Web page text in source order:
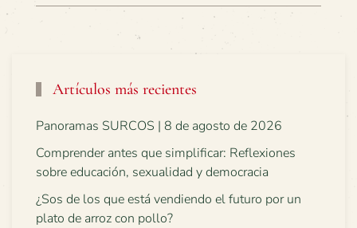
Artículos más recientes
Panoramas SURCOS | 8 de agosto de 2026
Comprender antes que simplificar: Reflexiones
sobre educación, sexualidad y democracia
¿Sos de los que está vendiendo el futuro por un
plato de arroz con pollo?